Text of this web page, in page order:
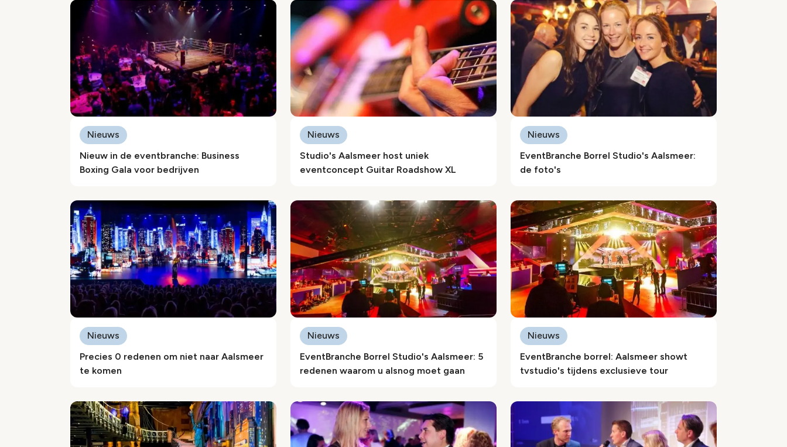
Nieuw in de eventbranche: Business
Boxing Gala voor bedrijven
Nieuws
Studio's Aalsmeer host uniek
eventconcept Guitar Roadshow XL
Nieuws
EventBranche Borrel Studio's Aalsmeer:
de foto's
Nieuws
Precies 0 redenen om niet naar Aalsmeer
te komen
Nieuws
EventBranche Borrel Studio's Aalsmeer: 5
redenen waarom u alsnog moet gaan
Nieuws
EventBranche borrel: Aalsmeer showt
tvstudio's tijdens exclusieve tour
Nieuws